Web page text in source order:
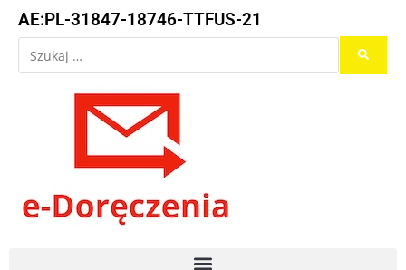
AE:PL-31847-18746-TTFUS-21